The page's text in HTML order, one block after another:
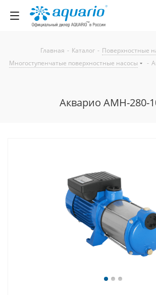
Главная - Каталог - Поверхностные
Многоступенчатые поверхностные насосы
-
Акварио AMH-280-